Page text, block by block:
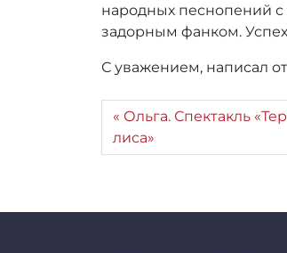
народных песнопений
задорным фанком.
С уважением, написал
Ольга. Спектакль
лиса»